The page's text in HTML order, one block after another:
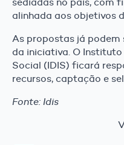
alinhada aos objetivos
As propostas já podem
da iniciativa. O
Social (IDIS) ficará
recursos, captação e
Fonte: Idis